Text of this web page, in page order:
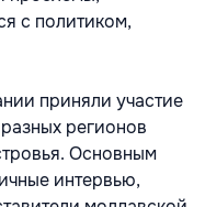
с политиком,
приняли участие
регионов
Основным
интервью,